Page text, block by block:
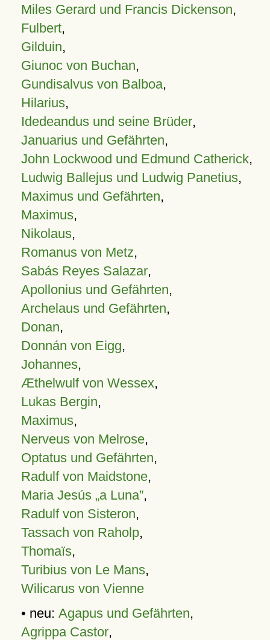
Miles Gerard und Francis Dickenson,
Fulbert,
Gilduin,
Giunoc von Buchan,
Gundisalvus von Balboa,
Hilarius,
Idedeandus und seine Brüder,
Januarius und Gefährten,
John Lockwood und Edmund Catherick,
Ludwig Ballejus und Ludwig Panetius,
Maximus und Gefährten,
Maximus,
Nikolaus,
Romanus von Metz,
Sabás Reyes Salazar,
Apollonius und Gefährten,
Archelaus und Gefährten,
Donan,
Donnán von Eigg,
Johannes,
Æthelwulf von Wessex,
Lukas Bergin,
Maximus,
Nerveus von Melrose,
Optatus und Gefährten,
Radulf von Maidstone,
Maria Jesús „a Luna”,
Radulf von Sisteron,
Tassach von Raholp,
Thomaïs,
Turibius von Le Mans,
Wilicarus von Vienne
• neu: Agapus und Gefährten,
Agrippa Castor,